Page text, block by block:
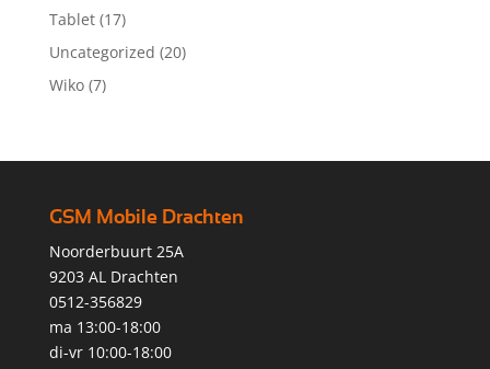
Tablet (17)
Uncategorized (20)
Wiko (7)
GSM Mobile Drachten
Noorderbuurt 25A
9203 AL Drachten
0512-356829
ma 13:00-18:00
di-vr 10:00-18:00